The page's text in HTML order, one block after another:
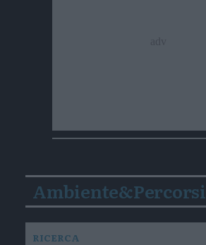
Ambiente&Percorsi
RICERCA